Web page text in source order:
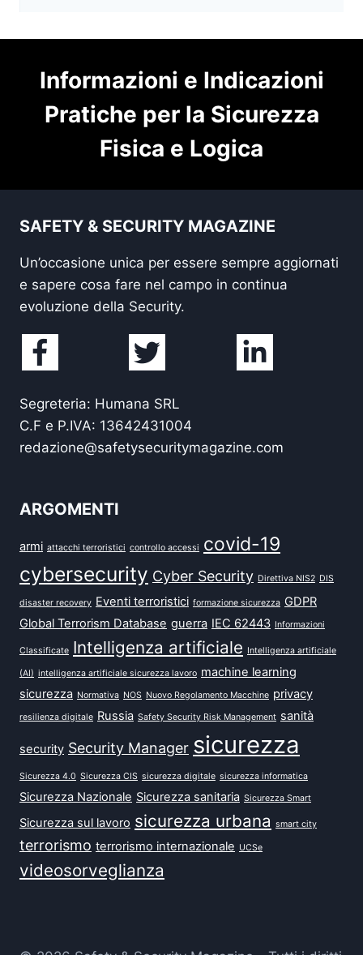
Informazioni e Indicazioni
Pratiche per la Sicurezza
Fisica e Logica
SAFETY & SECURITY MAGAZINE
Un’occasione unica per essere sempre aggiornati
e sapere cosa fare nel campo in continua
evoluzione della Security.
Segreteria: Humana SRL
C.F e P.IVA: 13642431004
redazione@safetysecuritymagazine.com
ARGOMENTI
armi attacchi terroristici controllo accessi covid-19
cybersecurity Cyber Security Direttiva NIS2 DIS
disaster recovery Eventi terroristici formazione sicurezza GDPR
Global Terrorism Database guerra IEC 62443 Informazioni
Classificate Intelligenza artificiale Intelligenza artificiale
(AI) intelligenza artificiale sicurezza lavoro machine learning
sicurezza Normativa NOS Nuovo Regolamento Macchine privacy
resilienza digitale Russia Safety Security Risk Management sanità
security Security Manager sicurezza
Sicurezza 4.0 Sicurezza CIS sicurezza digitale sicurezza informatica
Sicurezza Nazionale Sicurezza sanitaria Sicurezza Smart
Sicurezza sul lavoro sicurezza urbana smart city
terrorismo terrorismo internazionale UCSe
videosorveglianza